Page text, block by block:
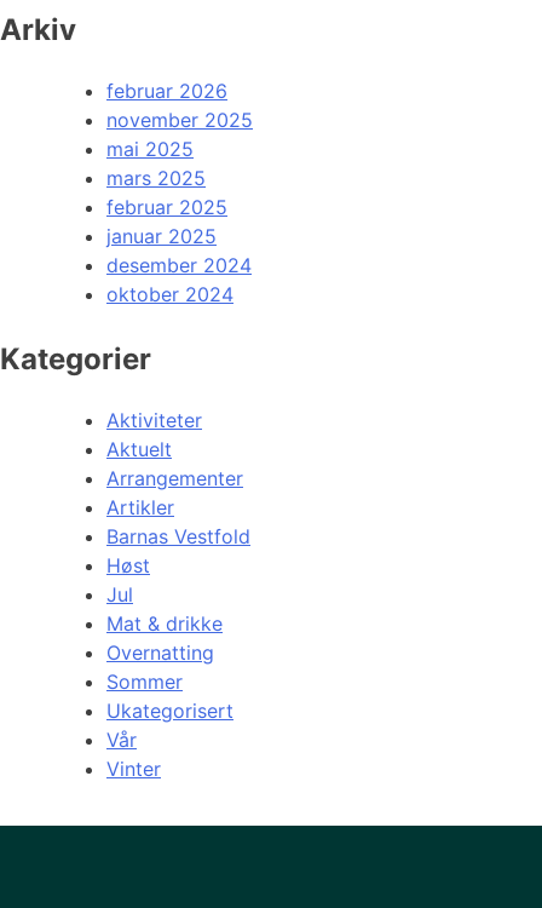
Arkiv
februar 2026
november 2025
mai 2025
mars 2025
februar 2025
januar 2025
desember 2024
oktober 2024
Kategorier
Aktiviteter
Aktuelt
Arrangementer
Artikler
Barnas Vestfold
Høst
Jul
Mat & drikke
Overnatting
Sommer
Ukategorisert
Vår
Vinter